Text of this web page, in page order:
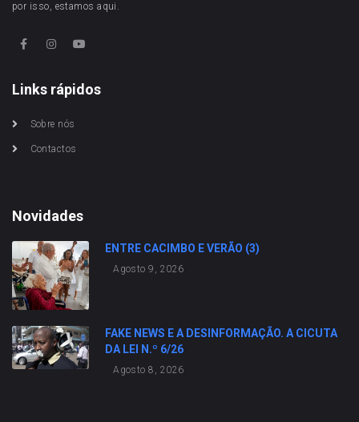
por isso, estamos aqui.
Links rápidos
Sobre nós
Contactos
Novidades
ENTRE CACIMBO E VERÃO (3)
Agosto 9, 2026
FAKE NEWS E A DESINFORMAÇÃO. A CICUTA
DA LEI N.º 6/26
Agosto 8, 2026